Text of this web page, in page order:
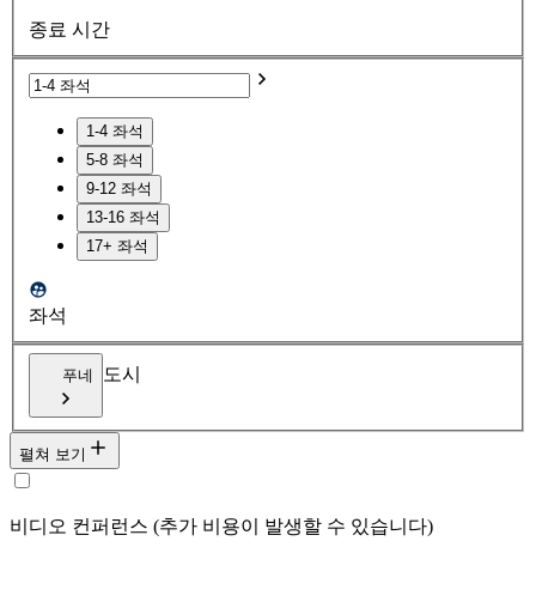
종료 시간
1-4 좌석
5-8 좌석
9-12 좌석
13-16 좌석
17+ 좌석
좌석
푸네 도시
펼쳐 보기
비디오 컨퍼런스 (추가 비용이 발생할 수 있습니다)